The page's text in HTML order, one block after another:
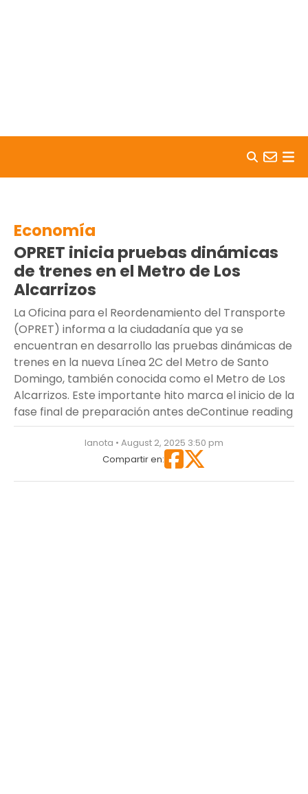
Economía
OPRET inicia pruebas dinámicas
de trenes en el Metro de Los
Alcarrizos
La Oficina para el Reordenamiento del Transporte
(OPRET) informa a la ciudadanía que ya se
encuentran en desarrollo las pruebas dinámicas de
trenes en la nueva Línea 2C del Metro de Santo
Domingo, también conocida como el Metro de Los
Alcarrizos. Este importante hito marca el inicio de la
fase final de preparación antes deContinue reading
lanota • August 2, 2025 3:50 pm
Compartir en: